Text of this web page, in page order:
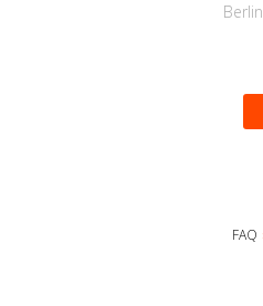
Berlin
FAQ